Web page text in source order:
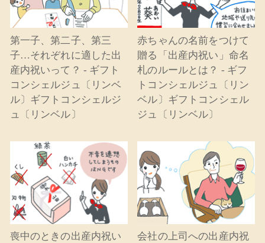
第一子、第二子、第三
子…それぞれに適した出
産内祝いって？ - ギフト
コンシェルジュ〔リンベ
ル〕ギフトコンシェルジ
ュ〔リンベル〕
赤ちゃんの名前をつけて
贈る「出産内祝い」命名
札のルールとは？ - ギフ
トコンシェルジュ〔リン
ベル〕ギフトコンシェル
ジュ〔リンベル〕
喪中のときの出産内祝い
会社の上司への出産内祝